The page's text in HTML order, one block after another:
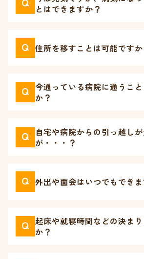
とはできますか？
Q 住所を移すことは可能ですか
Q 今通っている病院に通うこ
か？
Q
自宅や病院からの引っ越し
が・・・？
Q 外出や面会はいつでもできま
Q 起床や就寝時間などの決ま
か？